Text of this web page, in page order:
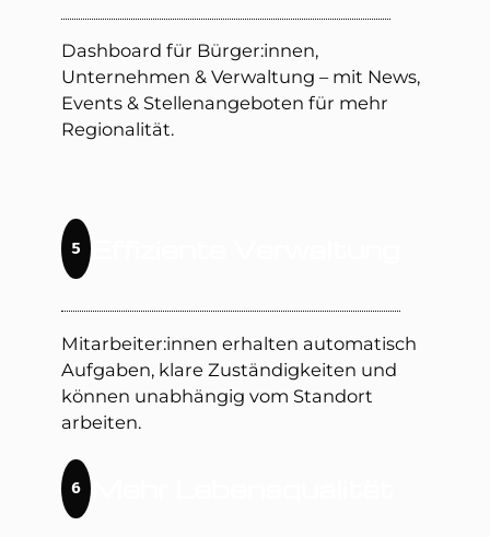
Dashboard für Bürger:innen,
Unternehmen & Verwaltung – mit News,
Events & Stellenangeboten für mehr
Regionalität.
5
Mitarbeiter:innen erhalten automatisch
Aufgaben, klare Zuständigkeiten und
können unabhängig vom Standort
arbeiten.
6